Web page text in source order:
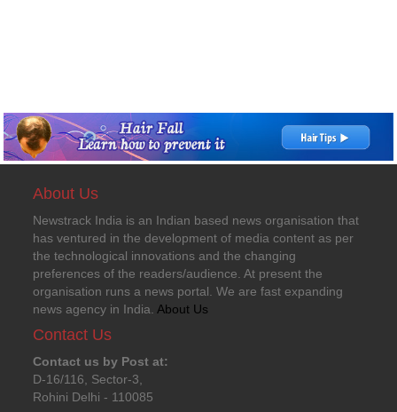
About Us
Newstrack India is an Indian based news organisation that
has ventured in the development of media content as per
the technological innovations and the changing
preferences of the readers/audience. At present the
organisation runs a news portal. We are fast expanding
news agency in India. About Us
Contact Us
Contact us by Post at:
D-16/116, Sector-3,
Rohini Delhi - 110085